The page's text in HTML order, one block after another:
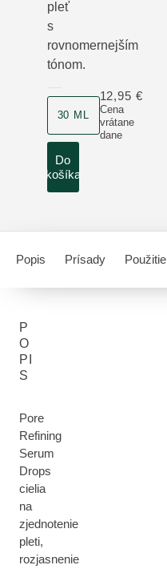
pleť
s
rovnomernejším
tónom.
veľkosť produktu
30 ML
Cena
vrátane
dane
12,95 €
Do
košíka
Popis Prísady Použitie
P
O
PI
S
Pore
Refining
Serum
Drops
cielia
na
zjednotenie
pleti,
rozjasnenie